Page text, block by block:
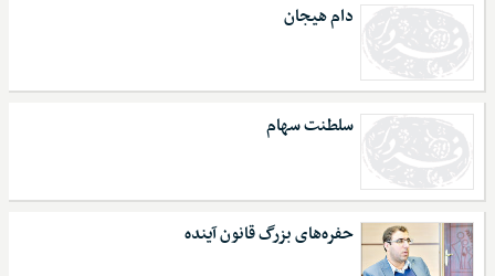
دام هیجان
سلطنت سهام
حفره‌های بزرگ قانون آینده